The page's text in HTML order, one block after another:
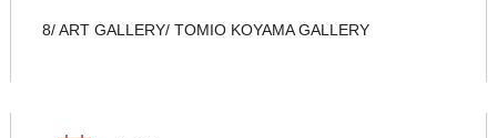
8/ ART GALLERY/ TOMIO KOYAMA GALLERY